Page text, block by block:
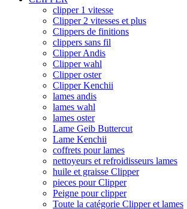
clipper 1 vitesse
Clipper 2 vitesses et plus
Clippers de finitions
clippers sans fil
Clipper Andis
Clipper wahl
Clipper oster
Clipper Kenchii
lames andis
lames wahl
lames oster
Lame Geib Buttercut
Lame Kenchii
coffrets pour lames
nettoyeurs et refroidisseurs lames
huile et graisse Clipper
pieces pour Clipper
Peigne pour clipper
Toute la catégorie Clipper et lames